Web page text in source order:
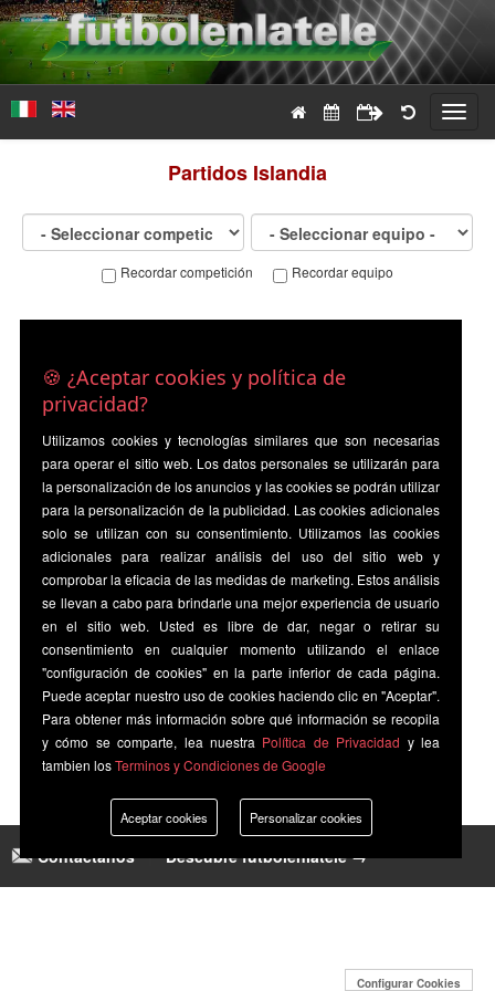
Partidos Islandia
Recordar competición Recordar equipo
Contáctanos|Descubre futbolenlatele →
Configurar Cookies
🍪 ¿Aceptar cookies y política de
privacidad?
Utilizamos cookies y tecnologías similares que son necesarias
para operar el sitio web. Los datos personales se utilizarán para
la personalización de los anuncios y las cookies se podrán utilizar
para la personalización de la publicidad. Las cookies adicionales
solo se utilizan con su consentimiento. Utilizamos las cookies
adicionales para realizar análisis del uso del sitio web y
comprobar la eficacia de las medidas de marketing. Estos análisis
se llevan a cabo para brindarle una mejor experiencia de usuario
en el sitio web. Usted es libre de dar, negar o retirar su
consentimiento en cualquier momento utilizando el enlace
"configuración de cookies" en la parte inferior de cada página.
Puede aceptar nuestro uso de cookies haciendo clic en "Aceptar".
Para obtener más información sobre qué información se recopila
y cómo se comparte, lea nuestra Política de Privacidad y lea
tambien losTerminos y Condiciones de Google
Aceptar cookies Personalizar cookies